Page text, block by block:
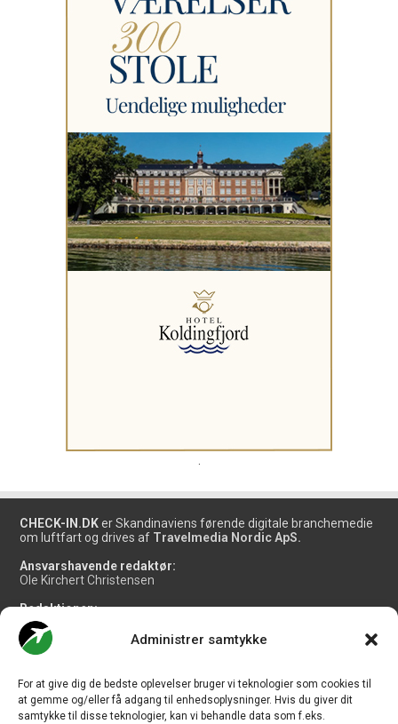
Administrer samtykke
For at give dig de bedste oplevelser bruger vi teknologier som cookies til
at gemme og/eller få adgang til enhedsoplysninger. Hvis du giver dit
samtykke til disse teknologier, kan vi behandle data som f.eks.
CHECK-IN.DK er Skandinaviens førende digitale branchemedie
om luftfart og drives af Travelmedia Nordic ApS.
Ansvarshavende redaktør:
Ole Kirchert Christensen
Redaktionen:
Christian Granhøj Skouboe
Henrik Baumgarten
Danny Longhi Andreasen
Salg og jobannoncer:
salg@travelmedianordic.com